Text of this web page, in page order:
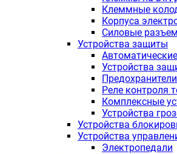
Клеммные
Корпуса
Силовые
Устройства защиты
Устройства
Предохранители
Реле контроля
Комплексные
Устройства
Устройства
Устройства
Электропедали